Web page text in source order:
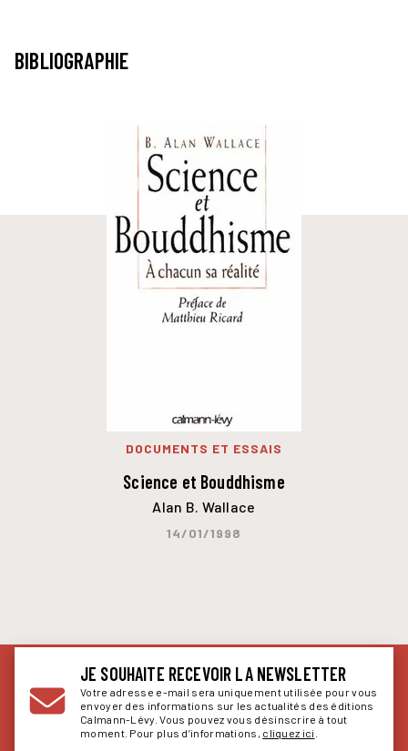
BIBLIOGRAPHIE
DOCUMENTS ET ESSAIS
Science et Bouddhisme
Alan B. Wallace
14/01/1998
JE SOUHAITE RECEVOIR LA NEWSLETTER
Votre adresse e-mail sera uniquement utilisée pour vous
envoyer des informations sur les actualités des éditions
Calmann-Lévy. Vous pouvez vous désinscrire à tout
moment. Pour plus d’informations, cliquez ici